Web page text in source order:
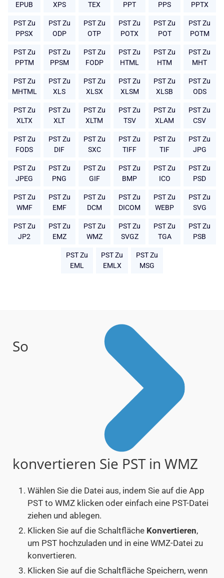
EPUB
XPS
TEX
PPT
PPS
PPTX
PST Zu
PPSX
PST Zu
ODP
PST Zu
OTP
PST Zu
POTX
PST Zu
POT
PST Zu
POTM
PST Zu
PPTM
PST Zu
PPSM
PST Zu
FODP
PST Zu
HTML
PST Zu
HTM
PST Zu
MHT
PST Zu
MHTML
PST Zu
XLS
PST Zu
XLSX
PST Zu
XLSM
PST Zu
XLSB
PST Zu
ODS
PST Zu
XLTX
PST Zu
XLT
PST Zu
XLTM
PST Zu
TSV
PST Zu
XLAM
PST Zu
CSV
PST Zu
FODS
PST Zu
DIF
PST Zu
SXC
PST Zu
TIFF
PST Zu
TIF
PST Zu
JPG
PST Zu
JPEG
PST Zu
PNG
PST Zu
GIF
PST Zu
BMP
PST Zu
ICO
PST Zu
PSD
PST Zu
WMF
PST Zu
EMF
PST Zu
DCM
PST Zu
DICOM
PST Zu
WEBP
PST Zu
SVG
PST Zu
JP2
PST Zu
EMZ
PST Zu
WMZ
PST Zu
SVGZ
PST Zu
TGA
PST Zu
PSB
PST Zu
EML
PST Zu
EMLX
PST Zu
MSG
So
konvertieren Sie PST in WMZ
Wählen Sie die Datei aus, indem Sie auf die App
PST to WMZ klicken oder einfach eine PST-Datei
ziehen und ablegen.
Klicken Sie auf die Schaltfläche Konvertieren,
um PST hochzuladen und in eine WMZ-Datei zu
konvertieren.
Klicken Sie auf die Schaltfläche Speichern, wenn